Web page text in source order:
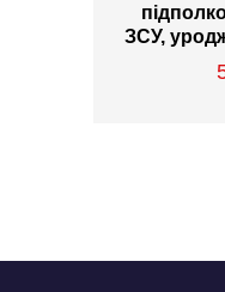
ЗСУ,